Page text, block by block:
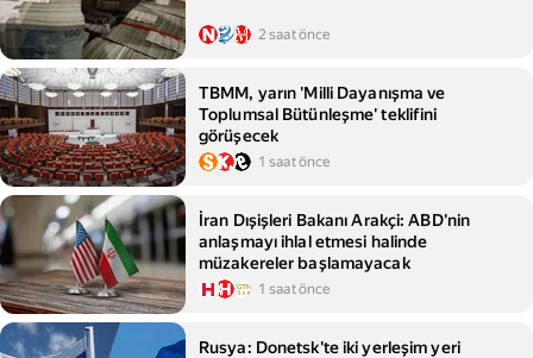
2 saat önce
TBMM, yarın 'Milli Dayanışma ve
Toplumsal Bütünleşme' teklifini
görüşecek
1 saat önce
İran Dışişleri Bakanı Arakçi: ABD'nin
anlaşmayı ihlal etmesi halinde
müzakereler başlamayacak
1 saat önce
Rusya: Donetsk'te iki yerleşim yeri